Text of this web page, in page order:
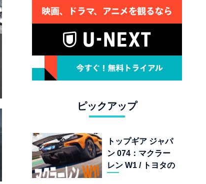
ピックアップ
トップギア ジャパ
ン 074：マクラー
レン W1 / トヨタの